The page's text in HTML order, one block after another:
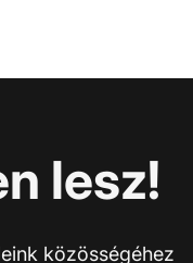
lesz!
közösségéhez